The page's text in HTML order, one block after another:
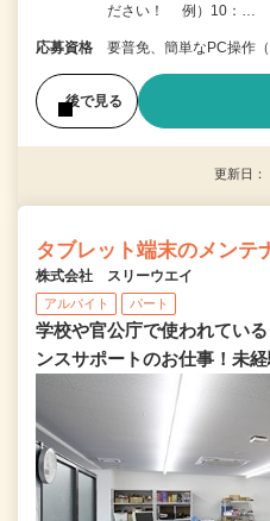
ださい！ 例）10：…
応募資格 要普免、簡単なPC操作
後で見る
更新日
タブレット端末のメンテ
株式会社 スリーウエイ
アルバイト パート
学校や官公庁で使われてい
ンスサポートのお仕事！未